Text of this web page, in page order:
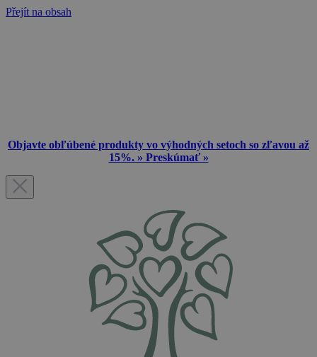
Přejít na obsah
Objavte obľúbené produkty vo výhodných setoch so zľavou až
15%. » Preskúmať »